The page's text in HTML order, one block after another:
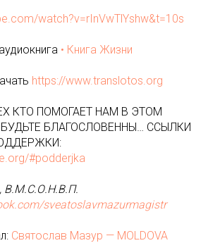
watch?v=rInVwTlYshw&t=10s
• Книга Жизни
https://www.translotos.org
КТО ПОМОГАЕТ НАМ В ЭТОМ
БЛАГОСЛОВЕННЫ… ССЫЛКИ
#podderjka
В.М.С.О.Н.В.П.
sveatoslavmazurmagistr
Святослав Мазур — MOLDOVA